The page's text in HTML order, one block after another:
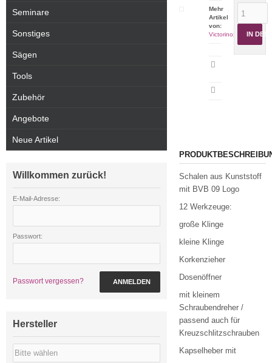
IN DEN
Mehr
Artikel
von:
Victorinox
Schalen aus Kunststoff
mit BVB 09 Logo
12 Werkzeuge:
große Klinge
kleine Klinge
Korkenzieher
Dosenöffner
mit kleinem
Schraubendreher /
passend auch für
Kreuzschlitzschrauben
Kapselheber mit
Seminare
Sonstiges
Sägen
Tools
Zubehör
Angebote
Neue Artikel
Willkommen zurück!
E-Mail-Adresse:
Passwort:
Passwort vergessen? ANMELDEN
Hersteller